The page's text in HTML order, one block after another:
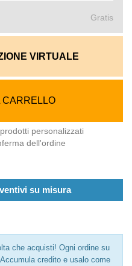
Gratis
VIRTUALE
CARRELLO
personalizzati
dell'ordine
su misura
che acquisti! Ogni ordine su
credito e usalo come